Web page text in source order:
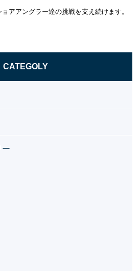
アアングラー達の挑戦を支え続けます。
CATEGOLY
ー